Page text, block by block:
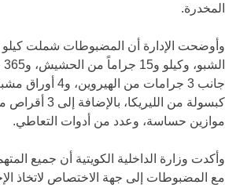
المخدرة.
موازين حساسة، وعدد من أدوات التعاطي.
وأكدت وزارة الداخلية الكويتية أن جميع
مع المضبوطات إلى جهة الاختصاص لاتخاذ